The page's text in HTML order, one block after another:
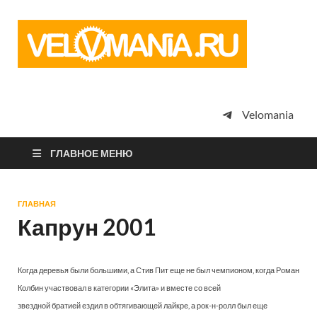
просто
Velomania
ГЛАВНОЕ МЕНЮ
ГЛАВНАЯ
Капрун 2001
Когда деревья были большими, а Стив Пит еще не был чемпионом, когда Роман
Колбин участвовал в категории «Элита» и вместе со всей
звездной братией ездил в обтягивающей лайкре, а рок-н-ролл был еще